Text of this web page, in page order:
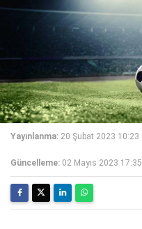
Yayınlanma: 20 Şubat 2023 10:23
Güncelleme: 02 Mayıs 2023 17:35